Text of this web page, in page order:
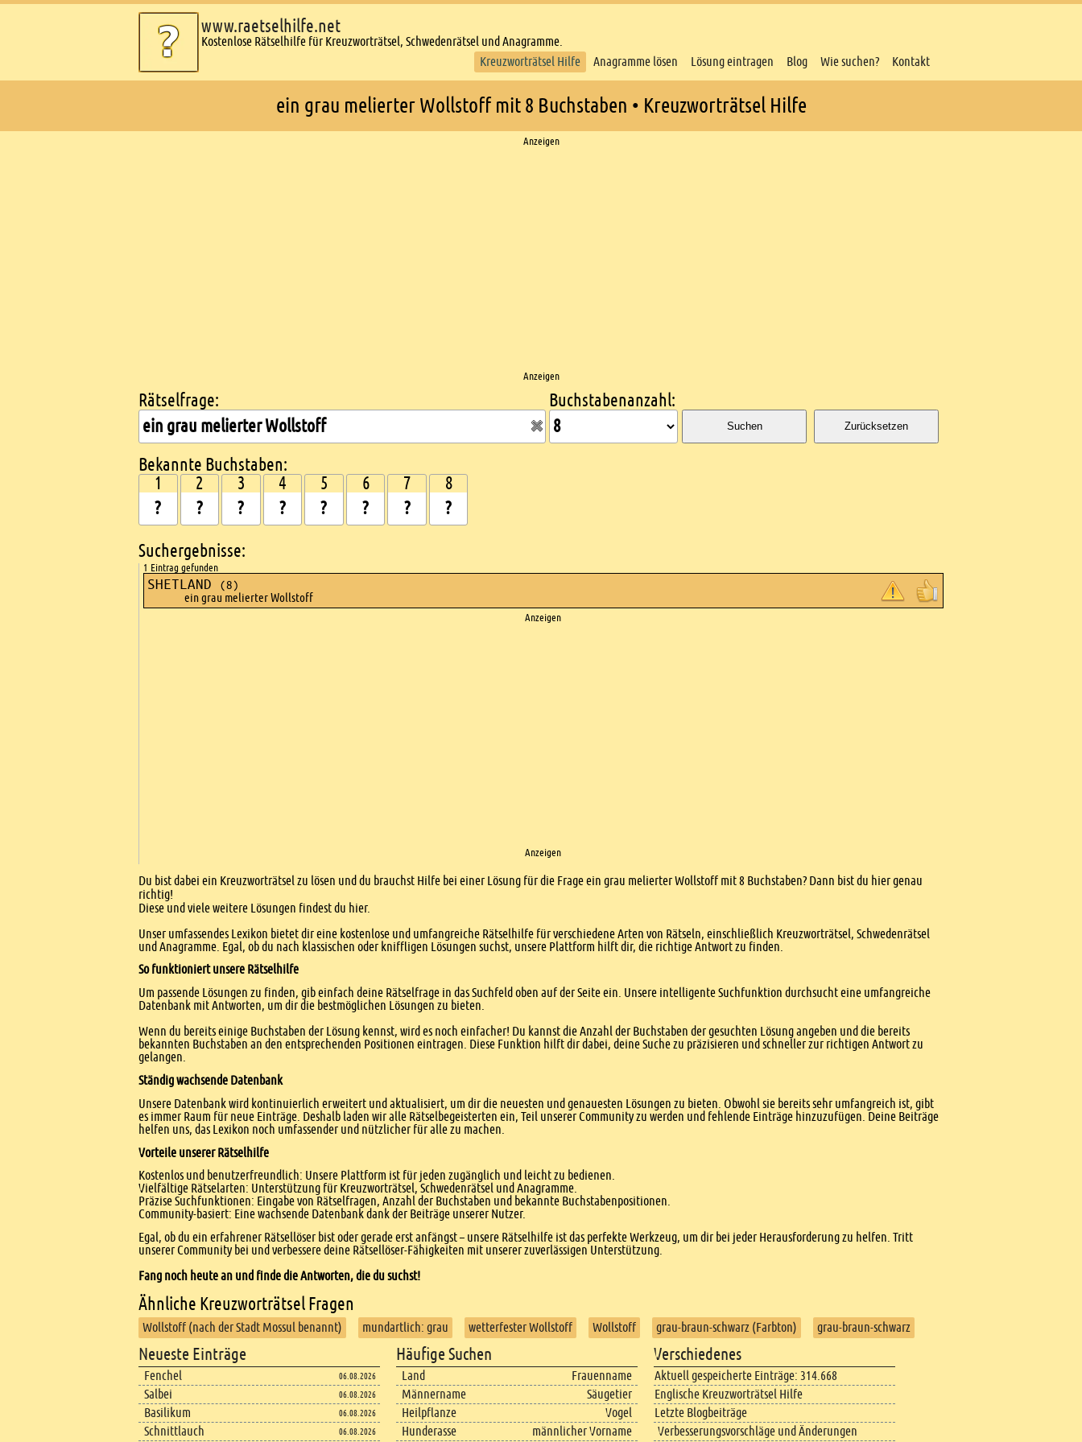
www.raetselhilfe.net
Kostenlose Rätselhilfe für Kreuzworträtsel, Schwedenrätsel und Anagramme.
Kreuzworträtsel Hilfe
Anagramme lösen Lösung eintragen Blog Wie suchen? Kontakt
ein grau melierter Wollstoff mit 8 Buchstaben • Kreuzworträtsel Hilfe
Anzeigen
Anzeigen
Kreuzworträtsel suchen
Rätselfrage: Buchstabenanzahl:
Suchen Zurücksetzen
Bekannte Buchstaben:
1 2 3 4 5 6 7 8
Suchergebnisse:
1 Eintrag gefunden
SHETLAND (8)
ein grau melierter Wollstoff
Anzeigen
Anzeigen
Einleitung
Du bist dabei ein Kreuzworträtsel zu lösen und du brauchst Hilfe bei einer Lösung für die Frage ein grau melierter Wollstoff mit 8 Buchstaben? Dann bist du hier genau
richtig!
Diese und viele weitere Lösungen findest du hier.
Unser umfassendes Lexikon bietet dir eine kostenlose und umfangreiche Rätselhilfe für verschiedene Arten von Rätseln, einschließlich Kreuzworträtsel, Schwedenrätsel
und Anagramme. Egal, ob du nach klassischen oder kniffligen Lösungen suchst, unsere Plattform hilft dir, die richtige Antwort zu finden.
So funktioniert unsere Rätselhilfe
Um passende Lösungen zu finden, gib einfach deine Rätselfrage in das Suchfeld oben auf der Seite ein. Unsere intelligente Suchfunktion durchsucht eine umfangreiche
Datenbank mit Antworten, um dir die bestmöglichen Lösungen zu bieten.
Wenn du bereits einige Buchstaben der Lösung kennst, wird es noch einfacher! Du kannst die Anzahl der Buchstaben der gesuchten Lösung angeben und die bereits
bekannten Buchstaben an den entsprechenden Positionen eintragen. Diese Funktion hilft dir dabei, deine Suche zu präzisieren und schneller zur richtigen Antwort zu
gelangen.
Ständig wachsende Datenbank
Unsere Datenbank wird kontinuierlich erweitert und aktualisiert, um dir die neuesten und genauesten Lösungen zu bieten. Obwohl sie bereits sehr umfangreich ist, gibt
es immer Raum für neue Einträge. Deshalb laden wir alle Rätselbegeisterten ein, Teil unserer Community zu werden und fehlende Einträge hinzuzufügen. Deine Beiträge
helfen uns, das Lexikon noch umfassender und nützlicher für alle zu machen.
Vorteile unserer Rätselhilfe
Kostenlos und benutzerfreundlich: Unsere Plattform ist für jeden zugänglich und leicht zu bedienen.
Vielfältige Rätselarten: Unterstützung für Kreuzworträtsel, Schwedenrätsel und Anagramme.
Präzise Suchfunktionen: Eingabe von Rätselfragen, Anzahl der Buchstaben und bekannte Buchstabenpositionen.
Community-basiert: Eine wachsende Datenbank dank der Beiträge unserer Nutzer.
Egal, ob du ein erfahrener Rätsellöser bist oder gerade erst anfängst – unsere Rätselhilfe ist das perfekte Werkzeug, um dir bei jeder Herausforderung zu helfen. Tritt
unserer Community bei und verbessere deine Rätsellöser-Fähigkeiten mit unserer zuverlässigen Unterstützung.
Fang noch heute an und finde die Antworten, die du suchst!
Ähnliche Kreuzworträtsel Fragen
Wollstoff (nach der Stadt Mossul benannt) mundartlich: grau wetterfester Wollstoff Wollstoff grau-braun-schwarz (Farbton)
grau-braun-schwarz
Footer content
Neueste Einträge
Fenchel 06.08.2026
Salbei 06.08.2026
Basilikum 06.08.2026
Schnittlauch 06.08.2026
Häufige Suchen
Land
Frauenname
Männername
Säugetier
Heilpflanze
Vogel
Hunderasse
männlicher Vorname
Verschiedenes
Aktuell gespeicherte Einträge: 314.668
Englische Kreuzworträtsel Hilfe
Letzte Blogbeiträge
Verbesserungsvorschläge und Änderungen